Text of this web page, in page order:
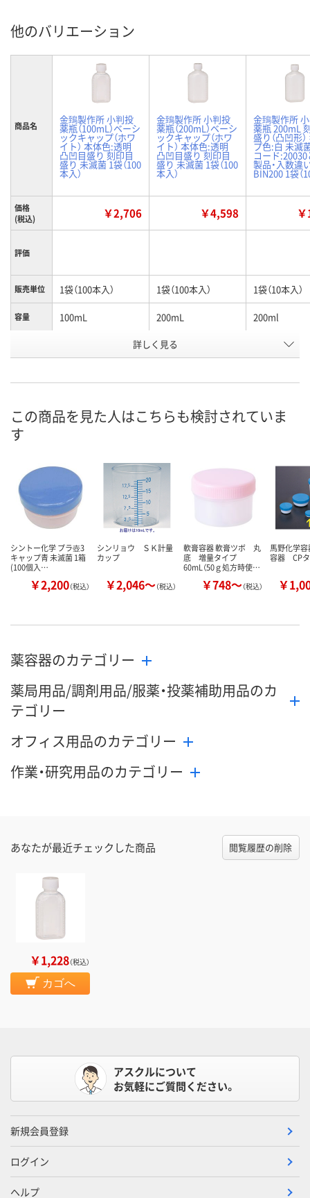
他のバリエーション
商品名 金鵄製作所 小判投
薬瓶（100mL）ベーシ
ックキャップ（ホワ
イト） 本体色:透明
凸凹目盛り 刻印目
盛り 未滅菌 1袋（100
本入）
金鵄製作所 小判投
薬瓶（200mL）ベーシ
ックキャップ（ホワ
イト） 本体色:透明
凸凹目盛り 刻印目
盛り 未滅菌 1袋（100
本入）
金鵄製作所
薬瓶 200mL
盛り（凸凹形
プ色:白 未滅
コード
製品・入数違
BIN200 1袋（
価格
(税込)
￥2,706 ￥4,598
評価
販売単位 1袋（100本入） 1袋（100本入） 1袋（10本入）
容量 100mL 200mL 200ml
2604610
ません
ません
ません
詳しく見る
この商品を見た人はこちらも検討されていま
す
シントー化学 プラ壺3
キャップ青 未滅菌 1箱
(100個入…
￥2,200（税込）
シンリョウ ＳＫ計量
カップ
￥2,046～（税込）
軟膏容器 軟膏ツボ 丸
底 増量タイプ
60mL（50ｇ処方時使…
￥748～（税込）
馬野化学
容器 CP
￥
薬容器のカテゴリー
薬局用品/調剤用品/服薬・投薬補助用品のカ
テゴリー
オフィス用品のカテゴリー
作業・研究用品のカテゴリー
あなたが最近チェックした商品 閲覧履歴の削除
￥1,228（税込）
カゴへ
アスクルについて
お気軽にご質問ください。
新規会員登録
ログイン
ヘルプ